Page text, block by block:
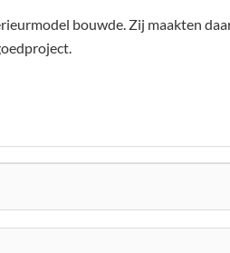
bouwde. Zij maakten